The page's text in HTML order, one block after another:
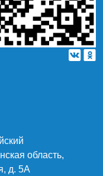
область,
д. 5А